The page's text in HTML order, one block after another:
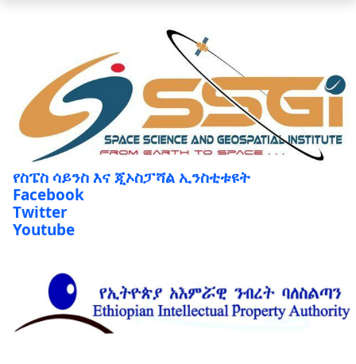
የስፔስ ሳይንስ እና ጂኦስፓሻል ኢንስቲቱዩት
Facebook
Twitter
Youtube